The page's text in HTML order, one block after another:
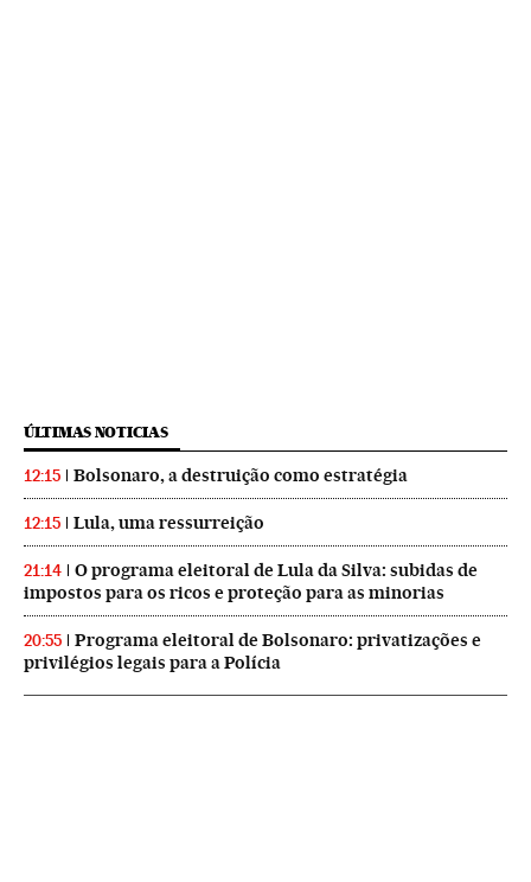
ÚLTIMAS NOTICIAS
12:15 Bolsonaro, a destruição como estratégia
12:15 Lula, uma ressurreição
21:14
O programa eleitoral de Lula da Silva: subidas de
impostos para os ricos e proteção para as minorias
20:55
Programa eleitoral de Bolsonaro: privatizações e
privilégios legais para a Polícia